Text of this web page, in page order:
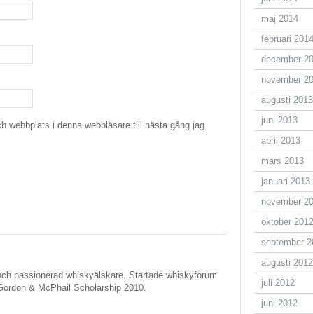
webbplats i denna webbläsare till nästa gång jag
passionerad whiskyälskare. Startade whiskyforum
& McPhail Scholarship 2010.
maj 2014
februari 2014
december
november
augusti 2013
juni 2013
april 2013
mars 2013
januari 2013
november
oktober 2012
september
augusti 2012
juli 2012
juni 2012